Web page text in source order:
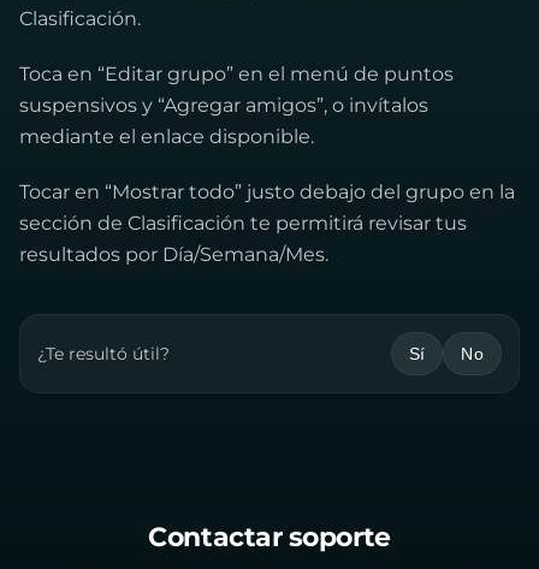
Clasificación.
Toca en “Editar grupo” en el menú de puntos
suspensivos y “Agregar amigos”, o invítalos
mediante el enlace disponible.
Tocar en “Mostrar todo” justo debajo del grupo en la
sección de Clasificación te permitirá revisar tus
resultados por Día/Semana/Mes.
¿Te resultó útil? Sí No
Contactar soporte